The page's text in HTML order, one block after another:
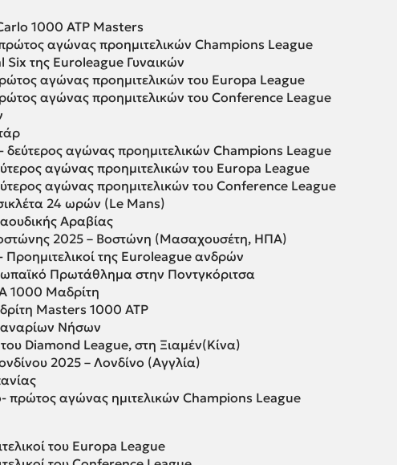
1000 ATP Masters
αγώνας προημιτελικών Champions League
της Euroleague Γυναικών
αγώνας προημιτελικών του Europa League
αγώνας προημιτελικών του Conference League
δεύτερος αγώνας προημιτελικών Champions League
αγώνας προημιτελικών του Europa League
αγώνας προημιτελικών του Conference League
24 ωρών (Le Mans)
Αραβίας
2025 – Βοστώνη (Μασαχουσέτη, ΗΠΑ)
της Euroleague ανδρών
Πρωτάθλημα στην Ποντγκόριτσα
1000 Μαδρίτη
Masters 1000 ATP
Νήσων
Diamond League, στη Ξιαμέν(Κίνα)
2025 – Λονδίνο (Αγγλία)
πρώτος αγώνας ημιτελικών Champions League
του Europa League